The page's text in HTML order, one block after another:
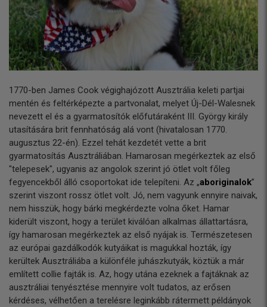
1770-ben James Cook végighajózott Ausztrália keleti partjai
mentén és feltérképezte a partvonalat, melyet Új-Dél-Walesnek
nevezett el és a gyarmatosítók előfutáraként III. György király
utasítására brit fennhatóság alá vont (hivatalosan 1770.
augusztus 22-én). Ezzel tehát kezdetét vette a brit
gyarmatosítás Ausztráliában. Hamarosan megérkeztek az első
"telepesek", ugyanis az angolok szerint jó ötlet volt főleg
fegyencekből álló csoportokat ide telepíteni. Az „aboriginalok”
szerint viszont rossz ötlet volt. Jó, nem vagyunk ennyire naivak,
nem hisszük, hogy bárki megkérdezte volna őket. Hamar
kiderült viszont, hogy a terület kiválóan alkalmas állattartásra,
így hamarosan megérkeztek az első nyájak is. Természetesen
az európai gazdálkodók kutyáikat is magukkal hozták, így
kerültek Ausztráliába a különféle juhászkutyák, köztük a már
említett collie fajták is. Az, hogy utána ezeknek a fajtáknak az
ausztráliai tenyésztése mennyire volt tudatos, az erősen
kérdéses, vélhetően a terelésre leginkább rátermett példányok